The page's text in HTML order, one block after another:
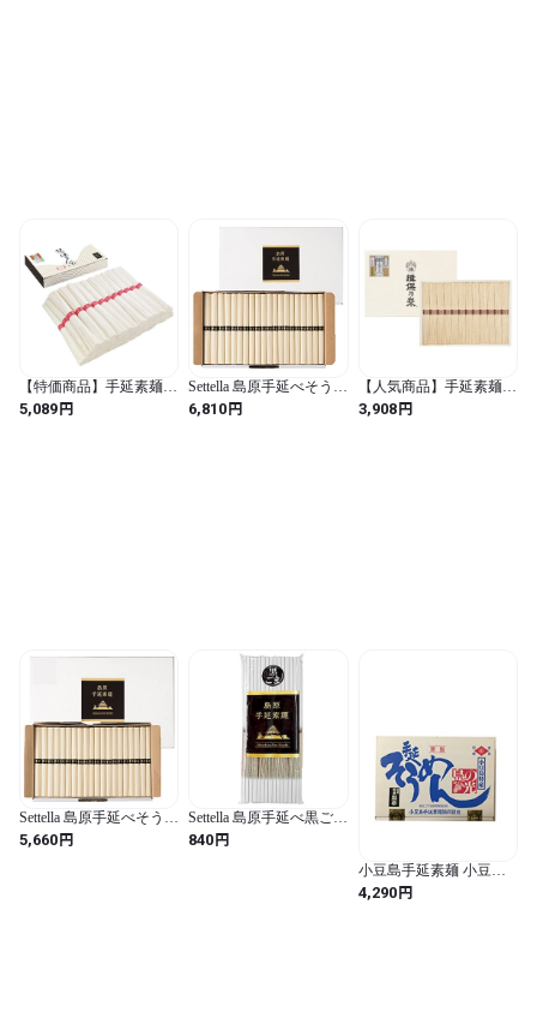
【特価商品】手延素麺
揖保乃糸 ひね物 上級品
50g×36束 赤帯 そうめ
5,089円
Settella 島原手延べそうめ
ん 50g×100束 5kg (自宅
用5000g) お中元 ギフト
6,810円
【人気商品】手延素麺
揖保乃糸 金胡麻 70g×13
束 そうめん 化粧箱 ギフ
3,908円
Settella 島原手延べそうめ
ん50g×60束 3kg 自宅用
業務用 お中元 ギフト 初
5,660円
Settella 島原手延べ黒ごま
そうめん 50g×4束 200g
自宅用 少量サイズ
840円
小豆島手延素麺 小豆島
そうめん 島の光 黒帯
2kg (50g×40束)
4,290円